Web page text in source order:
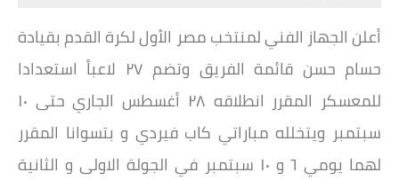
أعلن الجهاز الفني لمنتخب مصر الأول لكرة القدم بقيادة
حسام حسن قائمة الفريق وتضم ٢٧ لاعباً استعدادا
للمعسكر المقرر انطلاقه ٢٨ أغسطس الجاري حتى ١٠
سبتمبر ويتخلله مباراتي كاب فيردي و بتسوانا المقرر
لهما يومي ٦ و ١٠ سبتمبر في الجولة الاولى و الثانية